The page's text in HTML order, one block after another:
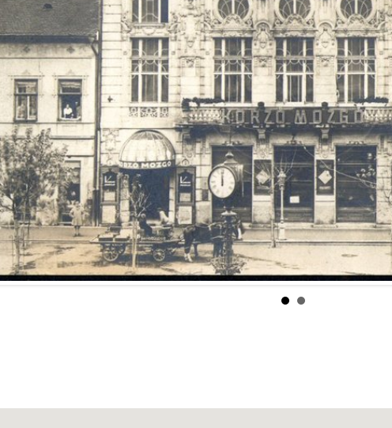
a bolo v ňom vybudované pódium, malo slúžiť̌ nie len pre film,
celých dní v letnom období za každého počasia. Nie každý sa však
dobre iba dovtedy, kým sa na pokyn projektanta
približne 70 miest.
patrilo medzi najhodnejšie kiná v meste, a bolo
štukou, ktorá obkolesovala plátno. Aby nedošlo ku poškodeniu
preto najkrajšie kino v meste ostalo pri klasickom formáte.
fungovalo aj kino Čas, v ktorom sa počas celého dňa
ho často využívali na chodenie poza školu, dospelí si v ňom krátili
krátke filmy. Bolo ich približne päť, šesť̌ po dvadsať̌ minút a
sa začalo znova, premietalo sa do 13:00 hod.
tu zriadili divadelné štúdio Smer, dnešnú Malú scénu Štátneho